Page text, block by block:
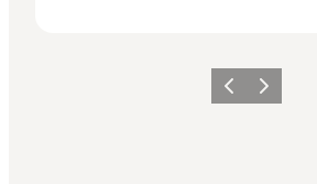
Precedente
Avanti